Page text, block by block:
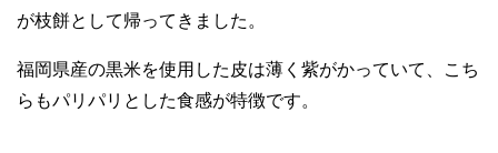
が枝餅として帰ってきました。
福岡県産の黒米を使用した皮は薄く紫がかっていて、こち
らもパリパリとした食感が特徴です。